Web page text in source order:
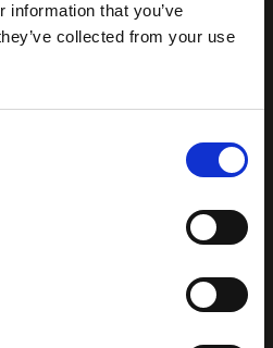
information that you’ve
collected from your use